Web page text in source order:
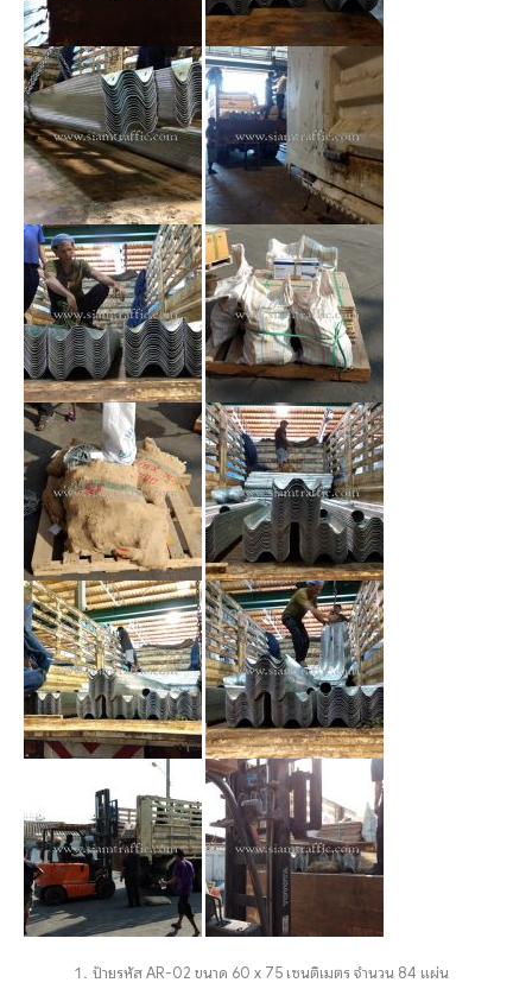
ป้ายรหัส AR-02 ขนาด 60 x 75 เซนติเมตร จำนวน 84 แผ่น